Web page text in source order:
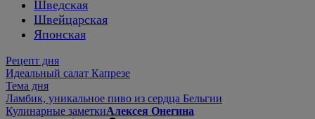
Шведская
Швейцарская
Японская
Рецепт дня
Идеальный салат Капрезе
Тема дня
Ламбик, уникальное пиво из сердца Бельгии
Кулинарные заметкиАлексея Онегина